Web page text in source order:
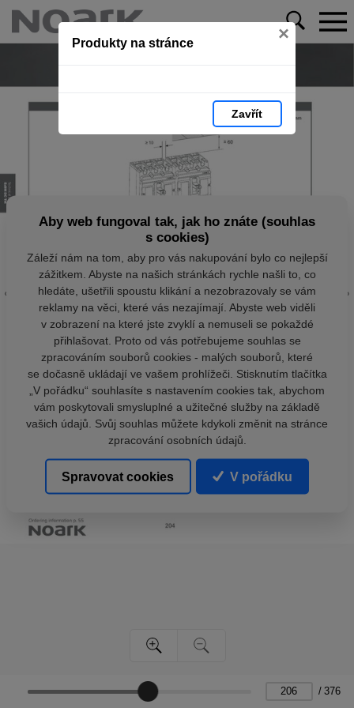
Produkty na stránce ×
Zavřít
/ 376
Aby web fungoval tak, jak ho znáte (souhlas
s cookies)
Záleží nám na tom, aby pro vás nakupování bylo co nejlepší
zážitkem. Abyste na našich stránkách rychle našli to, co
hledáte, ušetřili spoustu klikání a nezobrazovaly se vám
reklamy na věci, které vás nezajímají. Abyste web viděli
v zobrazení na které jste zvyklí a nemuseli se pokaždé
přihlašovat. Proto od vás potřebujeme souhlas se
zpracováním souborů cookies - malých souborů, které
se dočasně ukládají ve vašem prohlížeči. Stisknutím tlačítka
„V pořádku“ souhlasíte s nastavením cookies tak, abychom
vám poskytovali smysluplné a užitečné služby na základě
vašich údajů. Svůj souhlas můžete kdykoli změnit na stránce
zpracování osobních údajů.
Spravovat cookies V pořádku